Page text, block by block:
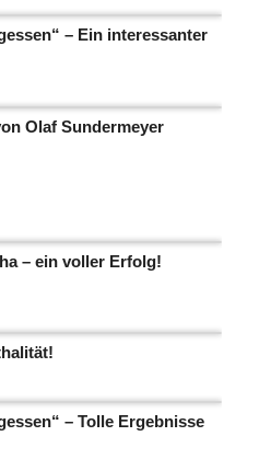
– Ein interessanter
Olaf Sundermeyer
– ein voller Erfolg!
– Tolle Ergebnisse